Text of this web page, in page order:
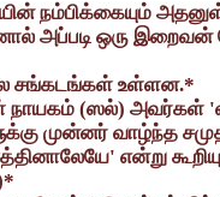
நம்பிக்கையும்
அப்படி ஒரு
சங்கடங்கள் உள்ளன.*
நாயகம் (ஸல்) அவர்கள் '
முன்னர் வாழ்ந்த
' என்று